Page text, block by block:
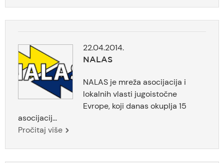
22.04.2014.
NALAS
NALAS je mreža asocijacija i
lokalnih vlasti jugoistočne
Evrope, koji danas okuplja 15
asocijacij...
Pročitaj više